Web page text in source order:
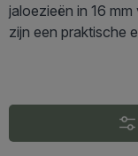
jaloezieën in 16
zijn een praktische